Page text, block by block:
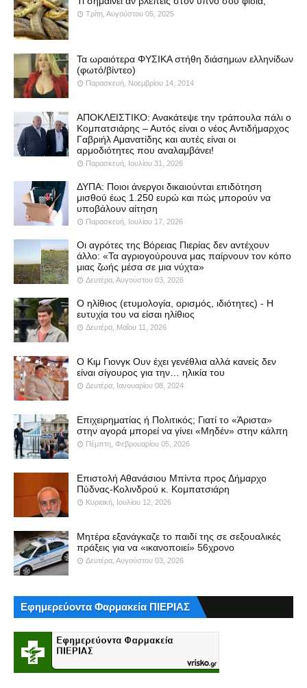
Τρίτη, Αυγούστου 05, 2025
Τα ωραιότερα ΦΥΣΙΚΑ στήθη διάσημων ελληνίδων
(φωτό/βίντεο)
Παρασκευή, Νοεμβρίου 14, 2014
ΑΠΟΚΛΕΙΣΤΙΚΟ: Ανακάτεψε την τράπουλα πάλι ο
Κομπατσιάρης – Αυτός είναι ο νέος Αντιδήμαρχος
Γαβριήλ Αμανατίδης και αυτές είναι οι
αρμοδιότητες που αναλαμβάνει!
Παρασκευή, Ιουλίου 31, 2026
ΔΥΠΑ: Ποιοι άνεργοι δικαιούνται επιδότηση
μισθού έως 1.250 ευρώ και πώς μπορούν να
υποβάλουν αίτηση
Παρασκευή, Ιουλίου 17, 2026
Οι αγρότες της Βόρειας Πιερίας δεν αντέχουν
άλλο: «Τα αγριογούρουνα μας παίρνουν τον κόπο
μιας ζωής μέσα σε μια νύχτα»
Δευτέρα, Αυγούστου 03, 2026
Ο ηλίθιος (ετυμολογία, ορισμός, ιδιότητες) - Η
ευτυχία του να είσαι ηλίθιος
Δευτέρα, Μαΐου 11, 2026
Ο Κιμ Γιονγκ Ουν έχει γενέθλια αλλά κανείς δεν
είναι σίγουρος για την… ηλικία του
Δευτέρα, Ιανουαρίου 08, 2024
Επιχειρηματίας ή Πολιτικός; Γιατί το «Άριστα»
στην αγορά μπορεί να γίνει «Μηδέν» στην κάλπη
Πέμπτη, Φεβρουαρίου 05, 2026
Επιστολή Αθανάσιου Μπίντα προς Δήμαρχο
Πύδνας-Κολινδρού κ. Κομπατσιάρη
Κυριακή, Ιουλίου 12, 2026
Μητέρα εξανάγκαζε το παιδί της σε σεξουαλικές
πράξεις για να «ικανοποιεί» 56χρονο
Δευτέρα, Αυγούστου 03, 2026
Εφημερεύοντα Φαρμακεία ΠΙΕΡΙΑΣ